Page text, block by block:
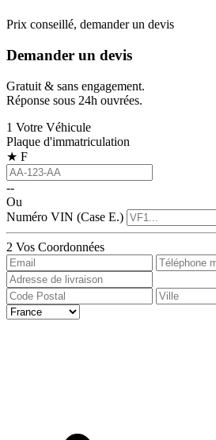
Prix conseillé, demander un devis
Demander un devis
Gratuit & sans engagement.
Réponse sous 24h ouvrées.
1 Votre Véhicule
Plaque d'immatriculation
★ F
--
Ou
Numéro VIN (Case E.)
2 Vos Coordonnées